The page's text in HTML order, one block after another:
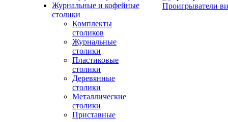
Журнальные и кофейные
столики
Комплекты
столиков
Журнальные
столики
Пластиковые
столики
Деревянные
столики
Металлические
столики
Приставные
Проигрыватели